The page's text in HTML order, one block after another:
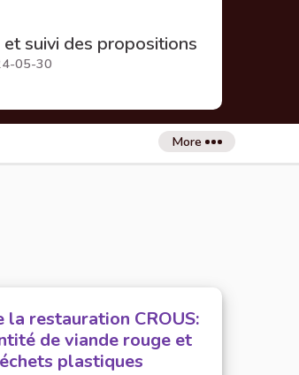
et suivi des propositions
05-30
More
restauration CROUS:
de viande rouge et
plastiques